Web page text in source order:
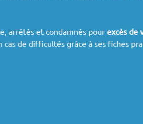
arrêtés et condamnés pour excès de
cas de difficultés grâce à ses fiches